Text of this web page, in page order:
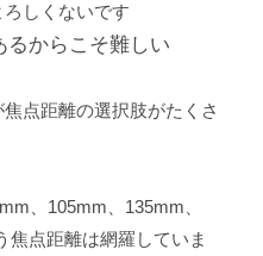
しくないです
るからこそ難しい
点距離の選択肢がたくさ
、105mm、135mm、
焦点距離は網羅していま